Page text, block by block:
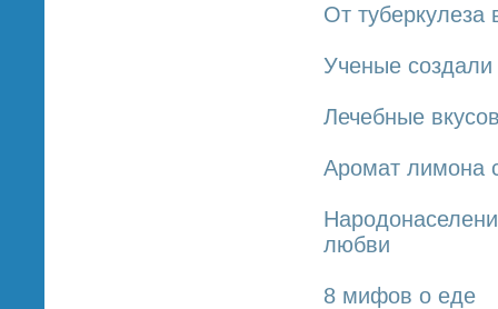
От туберкулеза
Ученые создали
Лечебные
Аромат лимона
любви
8 мифов о еде